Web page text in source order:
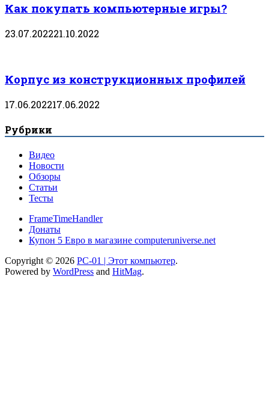
Как покупать компьютерные игры?
23.07.202221.10.2022
Корпус из конструкционных профилей
17.06.202217.06.2022
Рубрики
Видео
Новости
Обзоры
Статьи
Тесты
FrameTimeHandler
Донаты
Купон 5 Евро в магазине computeruniverse.net
Copyright © 2026 PC-01 | Этот компьютер.
Powered by WordPress and HitMag.